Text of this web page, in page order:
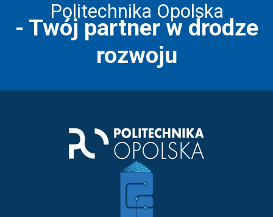
Politechnika Opolska
- Twój partner w drodze
rozwoju